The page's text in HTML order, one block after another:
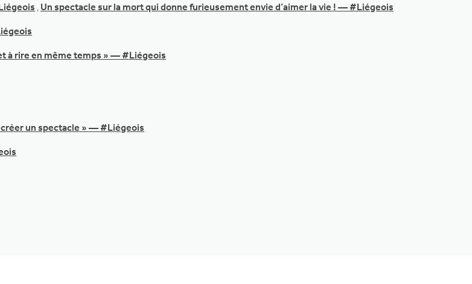
, Un spectacle sur la mort qui donne furieusement envie d’aimer la vie ! — #Liégeois
à rire en même temps » — #Liégeois
créer un spectacle » — #Liégeois